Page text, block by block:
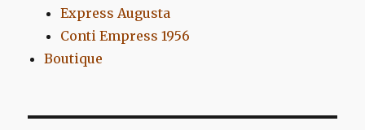
Express Augusta
Conti Empress 1956
Boutique